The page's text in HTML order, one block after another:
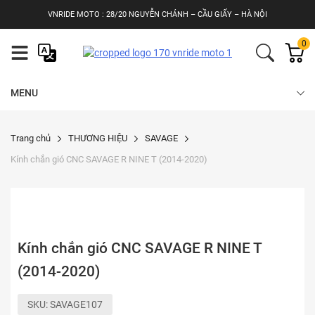
VNRIDE MOTO : 28/20 NGUYỄN CHÁNH – CẦU GIẤY – HÀ NỘI
0
MENU
Trang chủ THƯƠNG HIỆU
SAVAGE
Kính chắn gió CNC SAVAGE R NINE T (2014-2020)
Kính chắn gió CNC SAVAGE R NINE T
(2014-2020)
SKU:SAVAGE107